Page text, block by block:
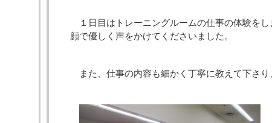
１日目はトレーニングルームの仕事の体験を
顔で優しく声をかけてくださいました。
また、仕事の内容も細かく丁寧に教えて下さ